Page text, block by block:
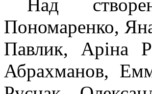
Над
Пономаренко,
Павлик, Аріна
Абрахманов,